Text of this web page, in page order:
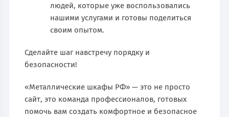
людей, которые уже воспользовались
нашими услугами и готовы поделиться
своим опытом.
Сделайте шаг навстречу порядку и
безопасности!
«Металлические шкафы РФ» — это не просто
сайт, это команда профессионалов, готовых
помочь вам создать комфортное и безопасное